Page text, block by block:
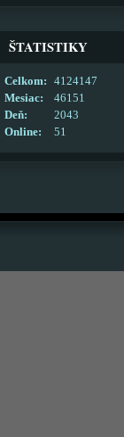
ŠTATISTIKY
Online: 51
Celkom:
4124147
Mesiac:
46151
Deň:
2043